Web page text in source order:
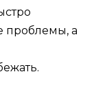
проблемы, а